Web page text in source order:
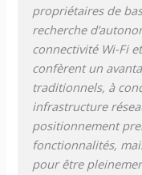
propriétaires de
recherche
connectivité Wi-Fi
confèrent un
traditionnels, à
infrastructure
positionnement
fonctionnalités,
pour être